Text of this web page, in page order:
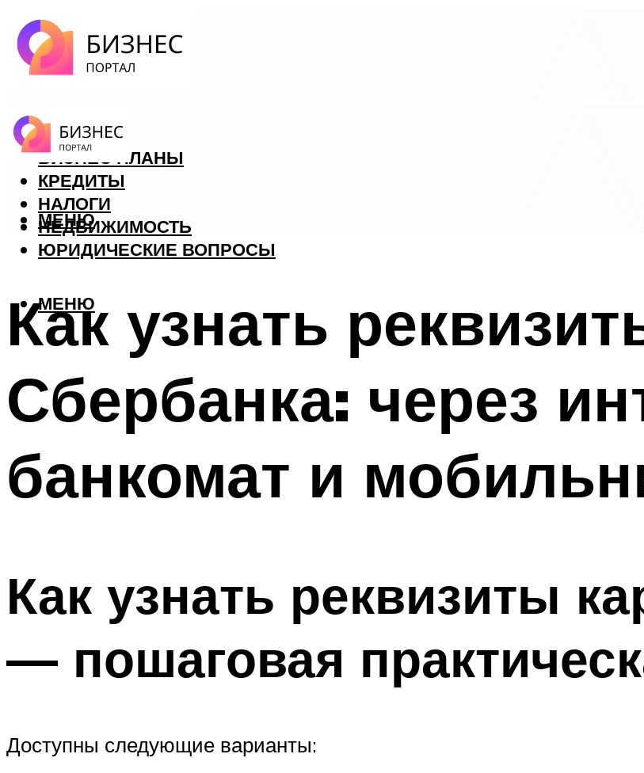
ФОРЕКС
БИЗНЕС ПЛАНЫ
КРЕДИТЫ
НАЛОГИ
НЕДВИЖИМОСТЬ
ЮРИДИЧЕСКИЕ ВОПРОСЫ
МЕНЮ
МЕНЮ
Как узнать
Сбербанка: через
банкомат и
Как узнать реквизиты
— пошаговая
Доступны следующие варианты: